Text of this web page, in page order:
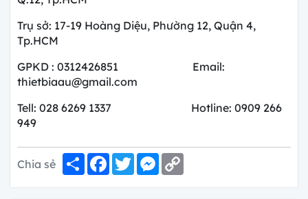
Trụ sở: 17-19 Hoàng Diệu, Phường 12, Quận 4,
Tp.HCM
GPKD : 0312426851 Email:
thietbiaau@gmail.com
Tell: 028 6269 1337 Hotline: 0909 266
949
Chia sẻ ShareFacebook
TwitterMessenger